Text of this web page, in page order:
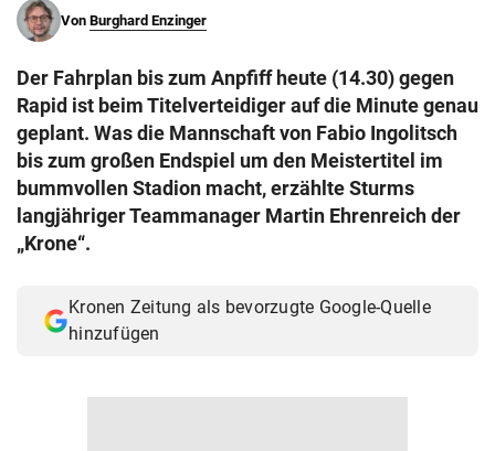
Von Burghard Enzinger
Der Fahrplan bis zum Anpfiff heute (14.30) gegen
Rapid ist beim Titelverteidiger auf die Minute genau
geplant. Was die Mannschaft von Fabio Ingolitsch
bis zum großen Endspiel um den Meistertitel im
bummvollen Stadion macht, erzählte Sturms
langjähriger Teammanager Martin Ehrenreich der
„Krone“.
Kronen Zeitung als bevorzugte Google-Quelle
hinzufügen